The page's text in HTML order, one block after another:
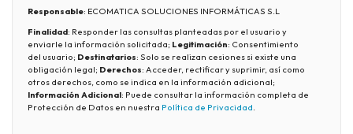
Responsable: ECOMATICA SOLUCIONES INFORMÁTICAS S.L
Finalidad: Responder las consultas planteadas por el usuario y
enviarle la información solicitada; Legitimación: Consentimiento
del usuario; Destinatarios: Solo se realizan cesiones si existe una
obligación legal; Derechos: Acceder, rectificar y suprimir, así como
otros derechos, como se indica en la información adicional;
Información Adicional: Puede consultar la información completa de
Protección de Datos en nuestra Política de Privacidad.